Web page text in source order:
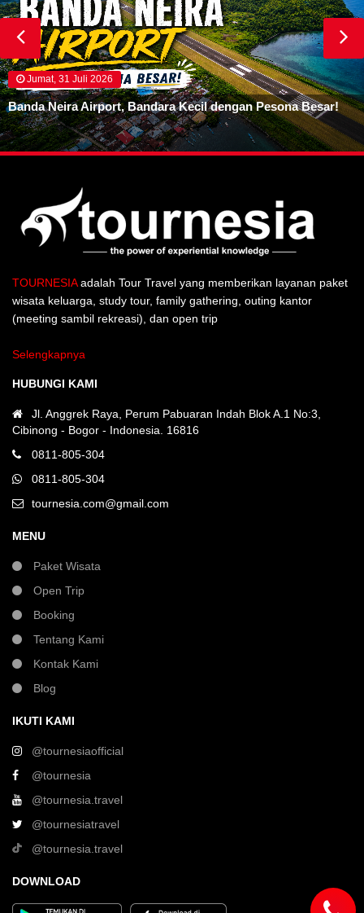
Jumat, 31 Juli 2026
Banda Neira Airport, Bandara Kecil dengan Pesona Besar!
TOURNESIAadalah Tour Travel yang memberikan layanan paket
wisata keluarga, study tour, family gathering, outing kantor
(meeting sambil rekreasi), dan open trip
Selengkapnya
HUBUNGI KAMI
Jl. Anggrek Raya, Perum Pabuaran Indah Blok A.1 No:3,
Cibinong - Bogor - Indonesia. 16816
0811-805-304
0811-805-304
tournesia.com@gmail.com
MENU
Paket Wisata
Open Trip
Booking
Tentang Kami
Kontak Kami
Blog
IKUTI KAMI
@tournesiaofficial
@tournesia
@tournesia.travel
@tournesiatravel
@tournesia.travel
DOWNLOAD